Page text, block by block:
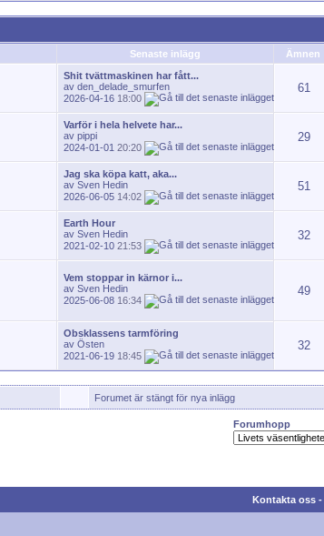
Senaste inlägg Ämnen
Shit tvättmaskinen har fått...
av den_delade_smurfen
2026-04-16 18:00
61
Varför i hela helvete har...
av pippi
2024-01-01 20:20
29
Jag ska köpa katt, aka...
av Sven Hedin
2026-06-05 14:02
51
Earth Hour
av Sven Hedin
2021-02-10 21:53
32
Vem stoppar in kärnor i...
av Sven Hedin
2025-06-08 16:34
49
Obsklassens tarmföring
av Östen
2021-06-19 18:45
32
Forumet är stängt för nya inlägg
Forumhopp
Kontakta oss -